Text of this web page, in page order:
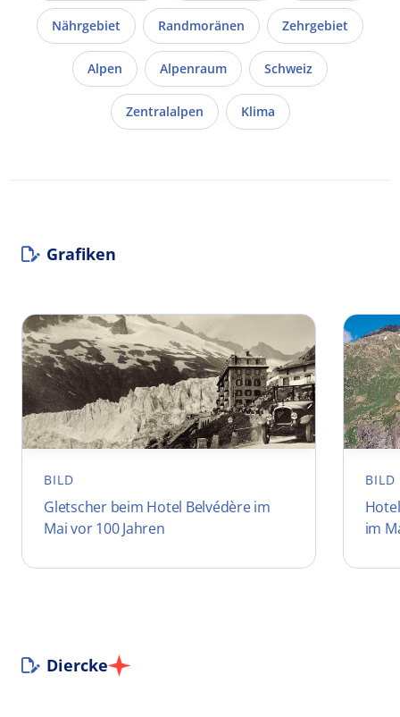
Nährgebiet Randmoränen Zehrgebiet
Alpen Alpenraum Schweiz
Zentralalpen Klima
Grafiken
BILD
Gletscher beim Hotel Belvédère im
Mai vor 100 Jahren
BILD
im
Diercke